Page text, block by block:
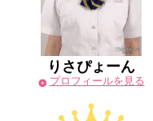
りさぴょーん
プロフィールを見る